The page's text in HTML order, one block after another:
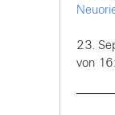
23.
von